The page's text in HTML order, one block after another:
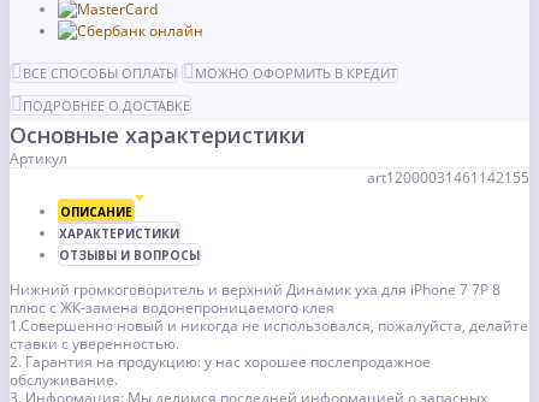
ВСЕ СПОСОБЫ ОПЛАТЫ
МОЖНО ОФОРМИТЬ В КРЕДИТ
ПОДРОБНЕЕ О ДОСТАВКЕ
Основные характеристики
Артикул
art12000031461142155
ОПИСАНИЕ
ХАРАКТЕРИСТИКИ
ОТЗЫВЫ И ВОПРОСЫ
Нижний громкоговоритель и верхний Динамик уха для iPhone 7 7P 8
плюс с ЖК-замена водонепроницаемого клея
1.Совершенно новый и никогда не использовался, пожалуйста, делайте
ставки с уверенностью.
2. Гарантия на продукцию: у нас хорошее послепродажное
обслуживание.